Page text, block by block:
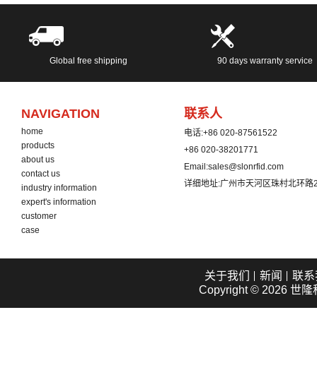
Global free shipping 90 days warranty service
NAVIGATION
home
products
about us
contact us
industry information
expert's information
customer
case
联系人
电话:+86 020-87561522
+86 020-38201771
Email:sales@slonrfid.com
详细地址:广州市天河区珠村北环
关于我们 新闻
联
Copyright © 2026 世隆